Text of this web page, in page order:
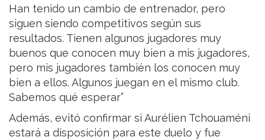
Han tenido un cambio de entrenador, pero
siguen siendo competitivos según sus
resultados. Tienen algunos jugadores muy
buenos que conocen muy bien a mis jugadores,
pero mis jugadores también los conocen muy
bien a ellos. Algunos juegan en el mismo club.
Sabemos qué esperar”
Además, evitó confirmar si Aurélien Tchouaméni
estará a disposición para este duelo y fue